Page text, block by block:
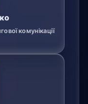
комунікації